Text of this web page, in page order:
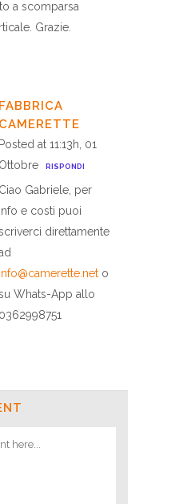
a scomparsa
Grazie.
FABBRICA
CAMERETTE
Posted at 11:13h, 01
Ottobre
RISPONDI
Ciao Gabriele, per
info e costi puoi
direttamente
info@camerette.net o
Whats-App allo
0362998751